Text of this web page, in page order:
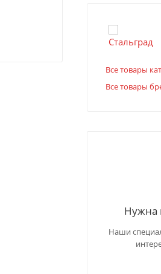
Все товары
Все товары
Нужна
Наши